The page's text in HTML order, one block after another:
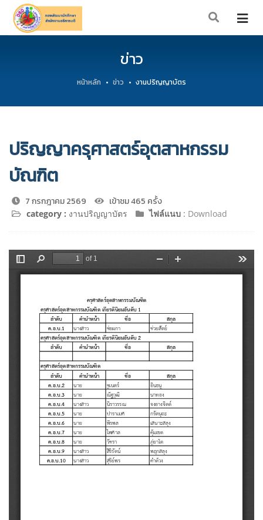
ข่าว
หน้าหลัก ข่าว งานปริญญาบัตร
ปริญญาครุศาสตร์อุตสาหกรรม
บัณฑิต
7 กรกฎาคม 2569 เข้าชม 465 ครั้ง
category : งานปริญญาบัตร ไฟล์แนบ : Download